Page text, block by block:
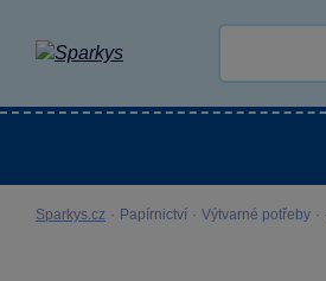
Sparkys.cz · Papírnictví · Výtvarné potřeby ·